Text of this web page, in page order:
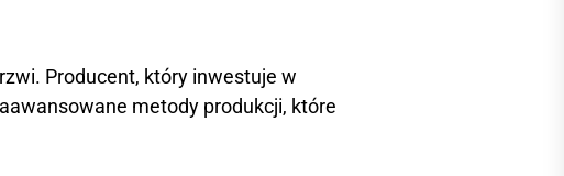
Producent, który inwestuje w
metody produkcji, które